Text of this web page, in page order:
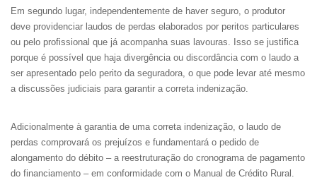
Em segundo lugar, independentemente de haver seguro, o produtor
deve providenciar laudos de perdas elaborados por peritos particulares
ou pelo profissional que já acompanha suas lavouras. Isso se justifica
porque é possível que haja divergência ou discordância com o laudo a
ser apresentado pelo perito da seguradora, o que pode levar até mesmo
a discussões judiciais para garantir a correta indenização.
Adicionalmente à garantia de uma correta indenização, o laudo de
perdas comprovará os prejuízos e fundamentará o pedido de
alongamento do débito – a reestruturação do cronograma de pagamento
do financiamento – em conformidade com o Manual de Crédito Rural.